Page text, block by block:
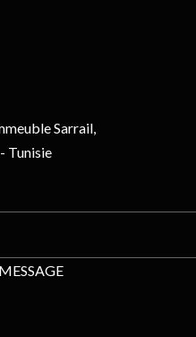
Sarrail,
Tunisie